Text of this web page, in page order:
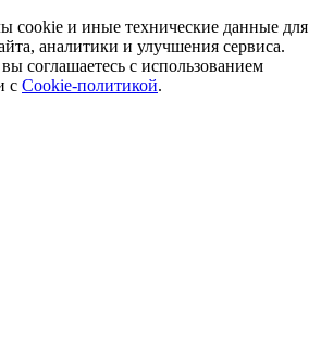
cookie и иные технические данные для
аналитики и улучшения сервиса.
соглашаетесь с использованием
с Cookie-политикой.